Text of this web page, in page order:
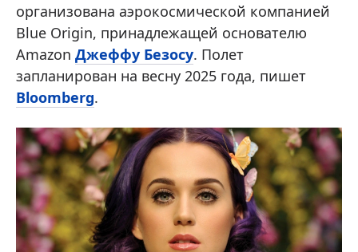
организована аэрокосмической компанией
Blue Origin, принадлежащей основателю
Amazon Джеффу Безосу. Полет
запланирован на весну 2025 года, пишет
Bloomberg.